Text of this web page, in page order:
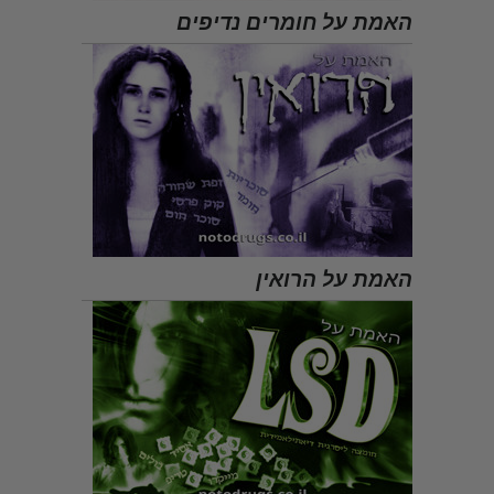
האמת על חומרים נדיפים
האמת על הרואין